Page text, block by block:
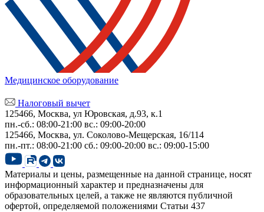
Медицинское оборудование
Налоговый вычет
125466, Москва, ул Юровская, д.93, к.1
пн.-сб.: 08:00-21:00 вс.: 09:00-20:00
125466, Москва, ул. Соколово-Мещерская, 16/114
пн.-пт.: 08:00-21:00 сб.: 09:00-20:00 вс.: 09:00-15:00
Материалы и цены, размещенные на данной странице, носят
информационный характер и предназначены для
образовательных целей, а также не являются публичной
офертой, определяемой положениями Статьи 437